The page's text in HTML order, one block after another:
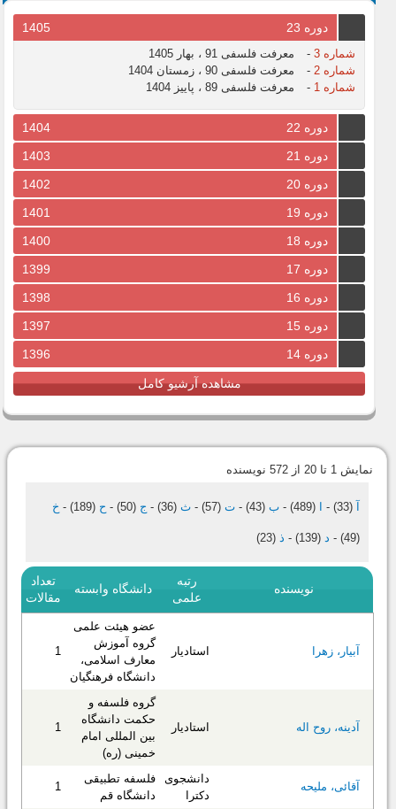
دوره 23 1405
شماره 3 -
معرفت فلسفی 91 ، بهار 1405
شماره 2
-
معرفت فلسفی 90 ، زمستان 1404
شماره 1
- معرفت فلسفی 89 ، پاییز 1404
دوره 22
1404
دوره 21
1403
دوره 20
1402
دوره 19
1401
دوره 18
1400
دوره 17
1399
دوره 16
1398
دوره 15
1397
دوره 14
1396
مشاهده آرشیو کامل
نمایش 1 تا 20 از 572 نویسنده
آ (33)
- ا (489)
- ب (43)
- ت (57)
- ث (36)
- ج (50)
- ح (189)
- خ
(49)
- د (139)
- ذ (23)
نویسنده
رتبه
علمی
دانشگاه وابسته
تعداد
مقالات
آبیار، زهرا استادیار
عضو هیئت علمی
گروه آموزش
معارف اسلامی،
دانشگاه فرهنگیان
1
آدینه، روح اله استادیار
گروه فلسفه و
حکمت دانشگاه
بین المللی امام
خمینی (ره)
1
آقائی، ملیحه
دانشجوی
دکترا
فلسفه تطبیقی
دانشگاه قم
1